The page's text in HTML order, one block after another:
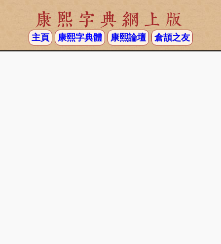
康熙字典網上版
主頁 康熙字典體 康熙論壇 倉頡之友